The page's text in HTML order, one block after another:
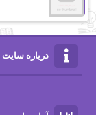
درباره سایت